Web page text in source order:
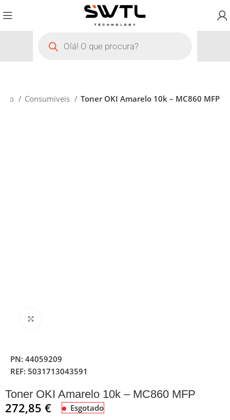
Consumiveis Toner OKI Amarelo 10k – MC860 MFP
PN:44059209
REF:5031713043591
Toner OKI Amarelo 10k – MC860 MFP
272,85€ Esgotado